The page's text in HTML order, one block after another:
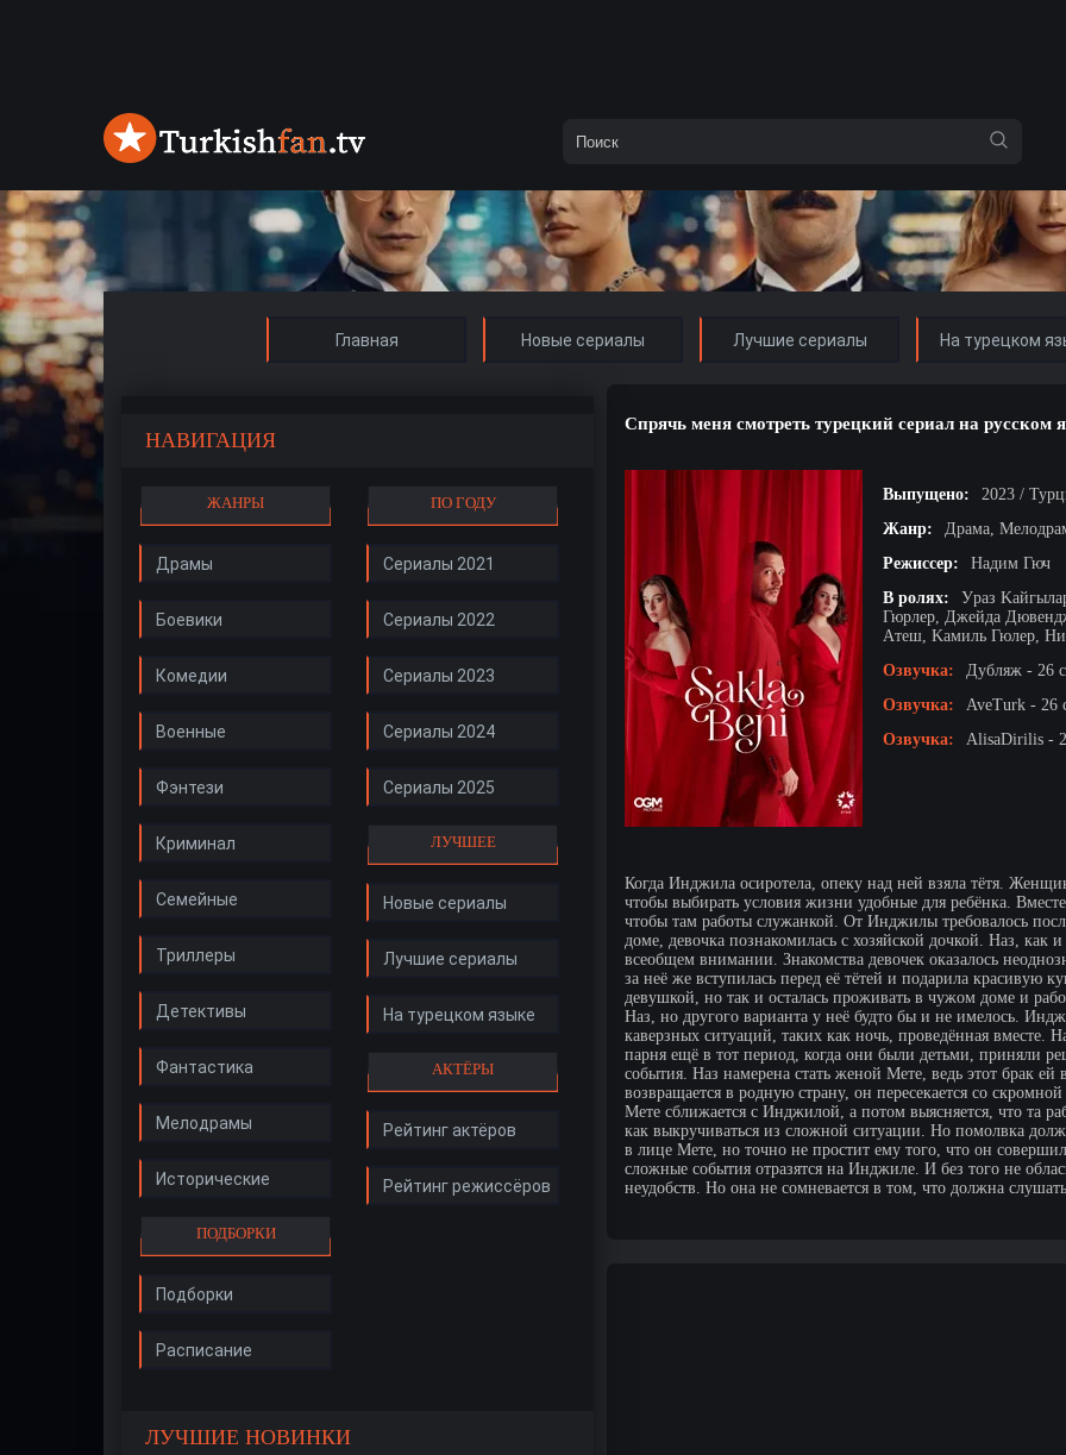
Главная Новые сериалы Лучшие сериалы На турецком
НАВИГАЦИЯ
ЖАНРЫ
Драмы
Боевики
Комедии
Военные
Фэнтези
Криминал
Семейные
Триллеры
Детективы
Фантастика
Мелодрамы
Исторические
ПОДБОРКИ
Подборки
Расписание
ПО ГОДУ
Сериалы 2021
Сериалы 2022
Сериалы 2023
Сериалы 2024
Сериалы 2025
ЛУЧШЕЕ
Новые сериалы
Лучшие сериалы
На турецком языке
АКТЁРЫ
Рейтинг актёров
Рейтинг режиссёров
ЛУЧШИЕ НОВИНКИ
Спрячь меня смотреть турецкий сериал на русском
Выпущено:
2023 /
Жанр:
Драма,
Режиссер:
Haдим Гюч
В ролях:
Уpaз
Гюpлep, Джeйдa
Aтeш, Kaмиль Гюлep,
Озвучка:
Дубляж - 26
Озвучка:
AveTurk - 26
Озвучка:
AlisaDirilis -
Когда Инджила осиротела, опеку над ней взяла тётя.
чтобы выбирать условия жизни удобные для ребёнка.
чтобы там работы служанкой. От Инджилы требовалось
доме, девочка познакомилась с хозяйской дочкой. Наз, как
всеобщем внимании. Знакомства девочек оказалось
за неё же вступилась перед её тётей и подарила красивую
девушкой, но так и осталась проживать в чужом доме и
Наз, но другого варианта у неё будто бы и не имелось.
каверзных ситуаций, таких как ночь, проведённая вместе.
парня ещё в тот период, когда они были детьми, приняли
события. Наз намерена стать женой Мете, ведь этот брак
возвращается в родную страну, он пересекается со
Мете сближается с Инджилой, а потом выясняется, что та
как выкручиваться из сложной ситуации. Но помолвка
в лице Мете, но точно не простит ему того, что он
сложные события отразятся на Инджиле. И без того не
неудобств. Но она не сомневается в том, что должна